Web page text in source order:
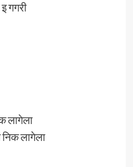
गगरी
लागेला
निक लागेला